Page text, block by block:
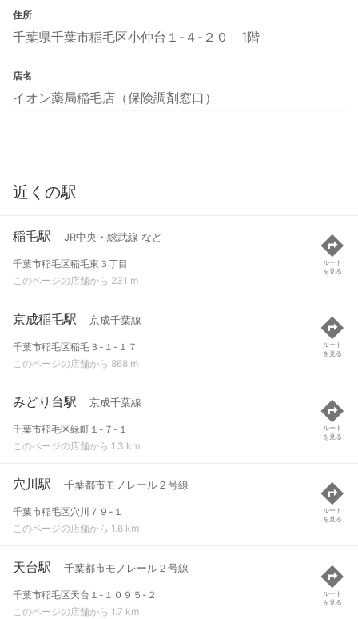
住所
千葉県千葉市稲毛区小仲台１-４-２０ 1階
店名
イオン薬局稲毛店（保険調剤窓口）
近くの駅
稲毛駅 JR中央・総武線 など
千葉市稲毛区稲毛東３丁目
このページの店舗から 231 m
ルート
を見る
京成稲毛駅 京成千葉線
千葉市稲毛区稲毛３-１-１７
このページの店舗から 868 m
ルート
を見る
みどり台駅 京成千葉線
千葉市稲毛区緑町１-７-１
このページの店舗から 1.3 km
ルート
を見る
穴川駅 千葉都市モノレール２号線
千葉市稲毛区穴川７９-１
このページの店舗から 1.6 km
ルート
を見る
天台駅 千葉都市モノレール２号線
千葉市稲毛区天台１-１０９５-２
このページの店舗から 1.7 km
ルート
を見る